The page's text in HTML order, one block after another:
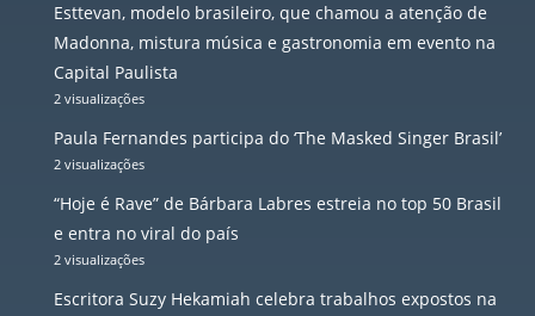
Esttevan, modelo brasileiro, que chamou a atenção de
Madonna, mistura música e gastronomia em evento na
Capital Paulista
2 visualizações
Paula Fernandes participa do ‘The Masked Singer Brasil’
2 visualizações
“Hoje é Rave” de Bárbara Labres estreia no top 50 Brasil
e entra no viral do país
2 visualizações
Escritora Suzy Hekamiah celebra trabalhos expostos na